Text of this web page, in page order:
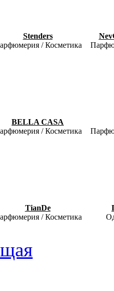
Stenders
/ Косметика
BELLA CASA
/ Косметика
TianDe
/ Косметика